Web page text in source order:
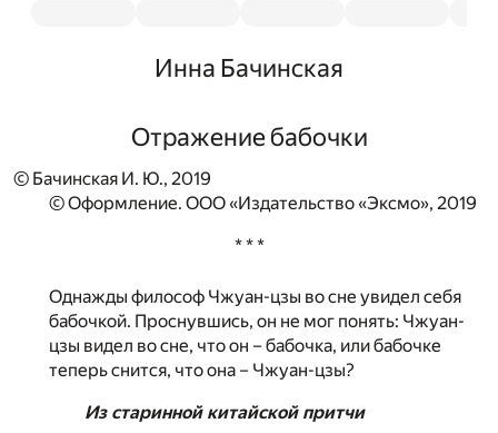
Инна Бачинская
Отражение бабочки
© Бачинская И. Ю., 2019
© Оформление. ООО «Издательство «Эксмо», 2019
* * *
Однажды философ Чжуан-цзы во сне увидел себя
бабочкой. Проснувшись, он не мог понять: Чжуан-
цзы видел во сне, что он – бабочка, или бабочке
теперь снится, что она – Чжуан-цзы?
Из старинной китайской притчи